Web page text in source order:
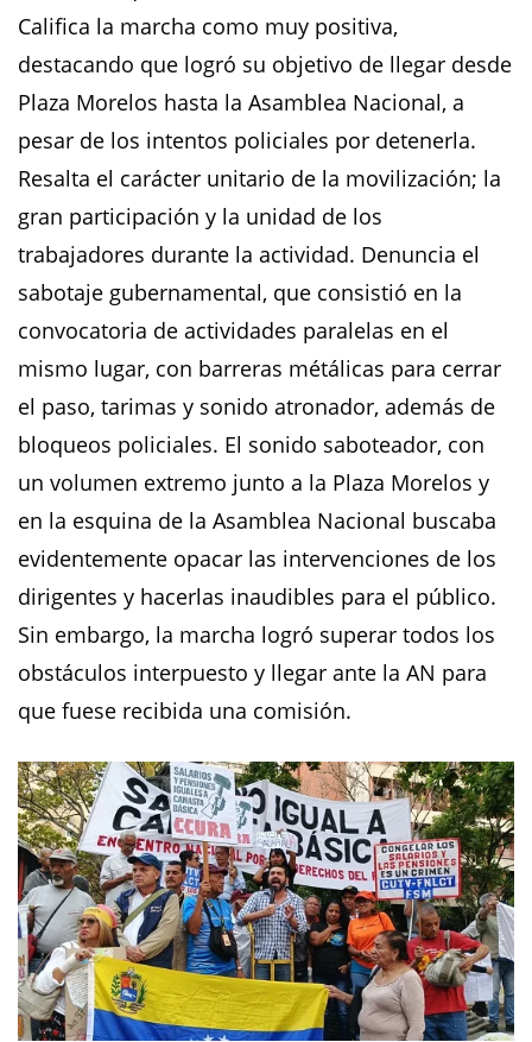
Califica la marcha como muy positiva,
destacando que logró su objetivo de llegar desde
Plaza Morelos hasta la Asamblea Nacional, a
pesar de los intentos policiales por detenerla.
Resalta el carácter unitario de la movilización; la
gran participación y la unidad de los
trabajadores durante la actividad. ​Denuncia el
sabotaje gubernamental, que consistió en la
convocatoria de actividades paralelas en el
mismo lugar, con barreras métálicas para cerrar
el paso, tarimas y sonido atronador, además de
bloqueos policiales. El sonido saboteador, con
un volumen extremo junto a la Plaza Morelos y
en la esquina de la Asamblea Nacional buscaba
evidentemente opacar las intervenciones de los
dirigentes y hacerlas inaudibles para el público.
Sin embargo, la marcha logró superar todos los
obstáculos interpuesto y llegar ante la AN para
que fuese recibida una comisión.